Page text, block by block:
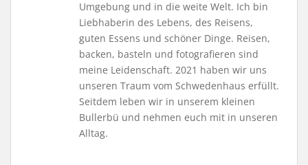
Umgebung und in die weite Welt. Ich bin
Liebhaberin des Lebens, des Reisens,
guten Essens und schöner Dinge. Reisen,
backen, basteln und fotografieren sind
meine Leidenschaft. 2021 haben wir uns
unseren Traum vom Schwedenhaus erfüllt.
Seitdem leben wir in unserem kleinen
Bullerbü und nehmen euch mit in unseren
Alltag.